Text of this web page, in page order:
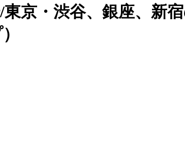
東京・渋谷、銀座、新